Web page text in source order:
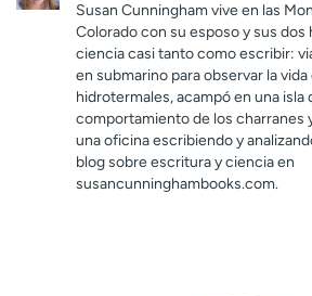
Susan Cunningham vive en las
Colorado con su esposo y sus dos
ciencia casi tanto como escribir:
en submarino para observar la
hidrotermales, acampó en una isla
comportamiento de los charranes
una oficina escribiendo y
blog sobre escritura y ciencia en
susancunninghambooks.com.